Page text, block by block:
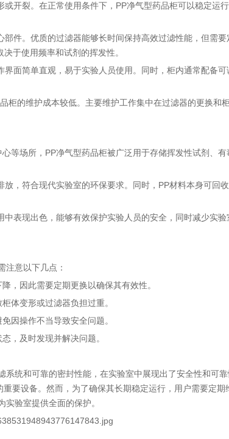
开裂。在正常使用条件下，PP净气型药品柜可以稳定运
件。优质的过滤器能够长时间保持高效过滤性能，但需
于使用频率和试剂的挥发性。
面简单直观，易于实验人员使用。同时，柜内通常配备
柜的维护成本较低。主要维护工作集中在过滤器的更换和
等场所，PP净气型药品柜被广泛用于存储挥发性试剂、
，符合现代实验室的环保要求。同时，PP材料本身可回
表现出色，能够有效保护实验人员的安全，同时减少实
注意以下几点：
，因此需要定期更换以确保其有效性。
体变形或过滤器负担过重。
因操作不当导致安全问题。
，及时发现并解决问题。
统和可靠的密封性能，在实验室中展现出了安全性和可
要设备。然而，为了确保其长期稳定运行，用户需要定期
验室提供全面的保护。